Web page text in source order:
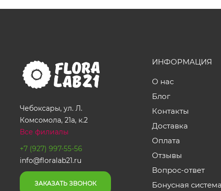
Чебоксары, ул. Л.
Комсомола, 21а, к.2
Все филиалы
+7 (927) 997-55-56
info@floralab21.ru
ЗАКАЗАТЬ ЗВОНОК
ИНФОРМАЦИЯ
О нас
Блог
Контакты
Доставка
Оплата
Отзывы
Вопрос-ответ
Бонусная